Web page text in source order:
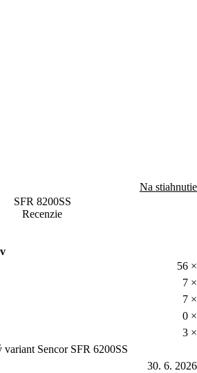
Na stiahnutie
SFR 8200SS
Recenzie
56 ×
7 ×
7 ×
0 ×
3 ×
variant Sencor SFR 6200SS
30. 6. 2026